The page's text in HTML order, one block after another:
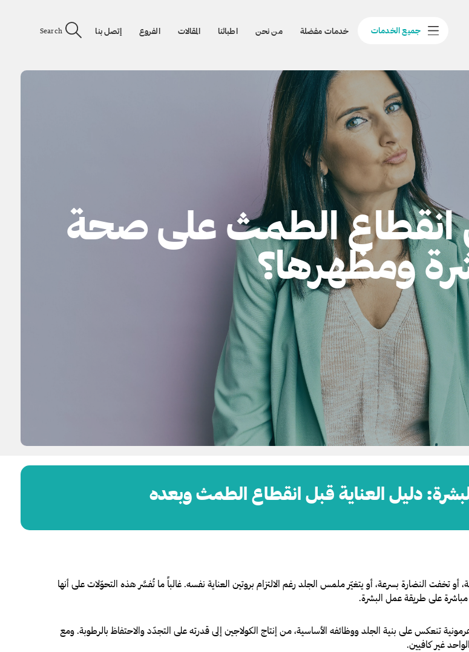
جميع الخدمات خدمات مفضلة من نحن اطبائنا المقالات الفروع إتصل بنا Search
انقطاع الطمث على صحة
ومظهرها؟
دليل العناية قبل انقطاع الطمث وبعده
تخفت النضارة بسرعة، أو يتغيّر ملمس الجلد رغم الالتزام بروتين العناية نفسه. غالباً ما تُفسَّر هذه التحوّلات على أنها
مباشرة على طريقة عمل البشرة.
تنعكس على بنية الجلد ووظائفه الأساسية، من إنتاج الكولاجين إلى قدرته على التجدّد والاحتفاظ بالرطوبة. ومع
غير كافيين.